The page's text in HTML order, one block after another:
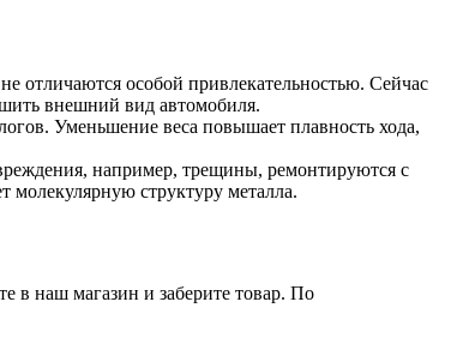
особой привлекательностью. Сейчас
внешний вид автомобиля.
Уменьшение веса повышает плавность хода,
например, трещины, ремонтируются с
структуру металла.
в наш магазин и заберите товар. По